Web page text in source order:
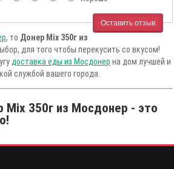
Оставить отзыв
, то Донер Mix 350г из
для того чтобы перекусить со вкусом!
доставка еды из Мосдонер на дом лучшей и
службой вашего города.
Mix 350г из Мосдонер - это